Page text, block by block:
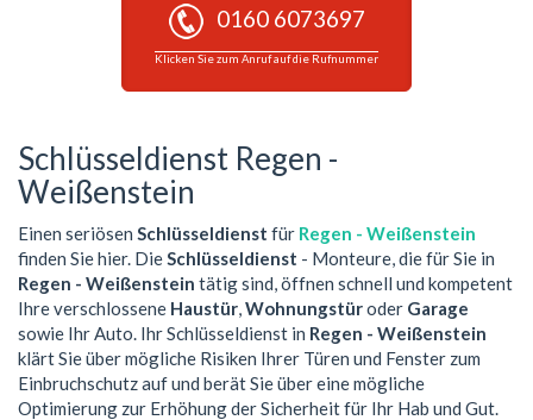
0160 6073697
Klicken Sie zum Anruf auf die Rufnummer
Schlüsseldienst Regen -
Weißenstein
Einen seriösen Schlüsseldienst für Regen - Weißenstein
finden Sie hier. DieSchlüsseldienst - Monteure, die für Sie in
Regen - Weißenstein tätig sind, öffnen schnell und kompetent
Ihre verschlossene Haustür,Wohnungstüroder Garage
sowie Ihr Auto. Ihr Schlüsseldienst in Regen - Weißenstein
klärt Sie über mögliche Risiken Ihrer Türen und Fenster zum
Einbruchschutz auf und berät Sie über eine mögliche
Optimierung zur Erhöhung der Sicherheit für Ihr Hab und Gut.